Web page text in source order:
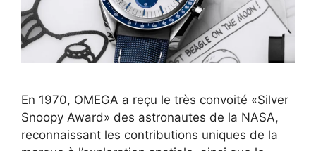
En 1970, OMEGA a reçu le très convoité «Silver
Snoopy Award» des astronautes de la NASA,
reconnaissant les contributions uniques de la